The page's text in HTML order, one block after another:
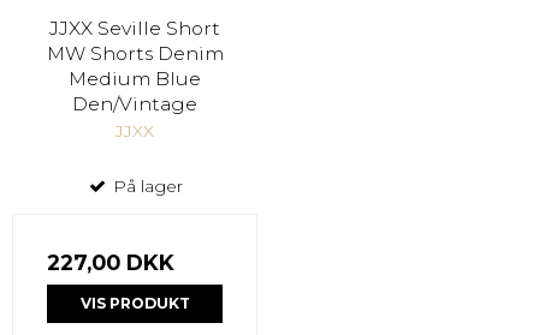
JJXX Seville Short
MW Shorts Denim
Medium Blue
Den/Vintage
JJXX
På lager
227,00 DKK
VIS PRODUKT